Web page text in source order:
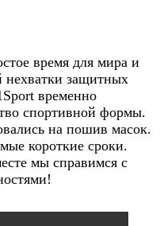
время для мира и
нехватки защитных
временно
спортивной формы.
на пошив масок.
короткие сроки.
мы справимся с